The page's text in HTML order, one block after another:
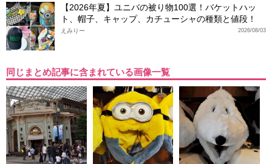
【2026年夏】ユニバの被り物100選！バケットハッ
ト、帽子、キャップ、カチューシャの種類と値段！
2026/08/03
えみりー
同じまとめ記事に含まれている画像一覧